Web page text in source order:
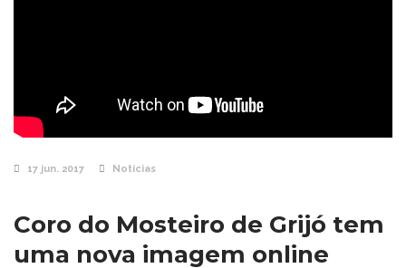
17 jun. 2017 Notícias
Coro do Mosteiro de Grijó tem
uma nova imagem online